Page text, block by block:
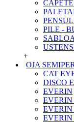
PILE -
+
OJA
CAT
DISCO
EVERIN
EVERIN